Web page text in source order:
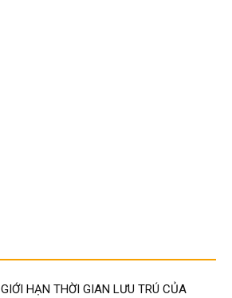
GIỚI HẠN THỜI GIAN LƯU TRÚ CỦA